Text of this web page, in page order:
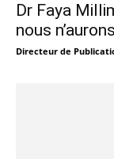
Dr Faya
nous
Directeur de